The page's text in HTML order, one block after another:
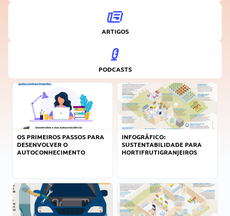
ARTIGOS
PODCASTS
OS PRIMEIROS PASSOS PARA
DESENVOLVER O
AUTOCONHECIMENTO
INFOGRÁFICO:
SUSTENTABILIDADE PARA
HORTIFRUTIGRANJEIROS